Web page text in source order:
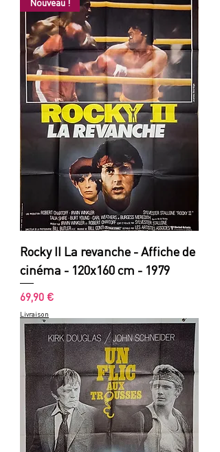
Rocky II La revanche - Affiche de
cinéma - 120x160 cm - 1979
Prix
69,90 €
Livraison